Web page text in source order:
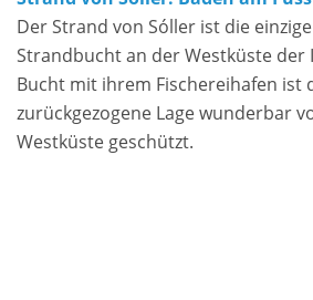
Der Strand von Sóller ist die
Strandbucht an der Westküste der
Bucht mit ihrem Fischereihafen ist
zurückgezogene Lage wunderbar
Westküste geschützt.